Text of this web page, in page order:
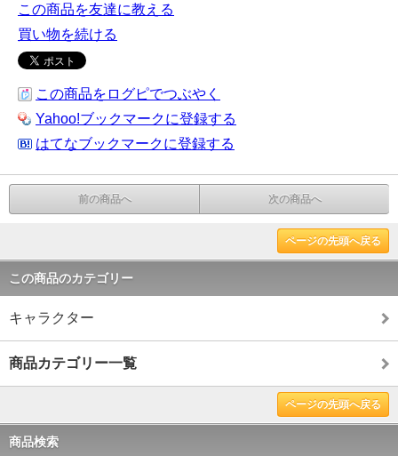
この商品を友達に教える
買い物を続ける
この商品をログピでつぶやく
Yahoo!ブックマークに登録する
はてなブックマークに登録する
前の商品へ 次の商品へ
ページの先頭へ戻る
この商品のカテゴリー
キャラクター
商品カテゴリー一覧
ページの先頭へ戻る
商品検索